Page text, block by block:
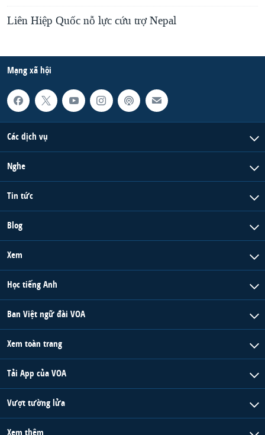
Liên Hiệp Quốc nỗ lực cứu trợ Nepal
Mạng xã hội
Các dịch vụ
Nghe
Tin tức
Blog
Xem
Học tiếng Anh
Ban Việt ngữ đài VOA
Xem toàn trang
Tải App của VOA
Vượt tường lửa
Xem thêm